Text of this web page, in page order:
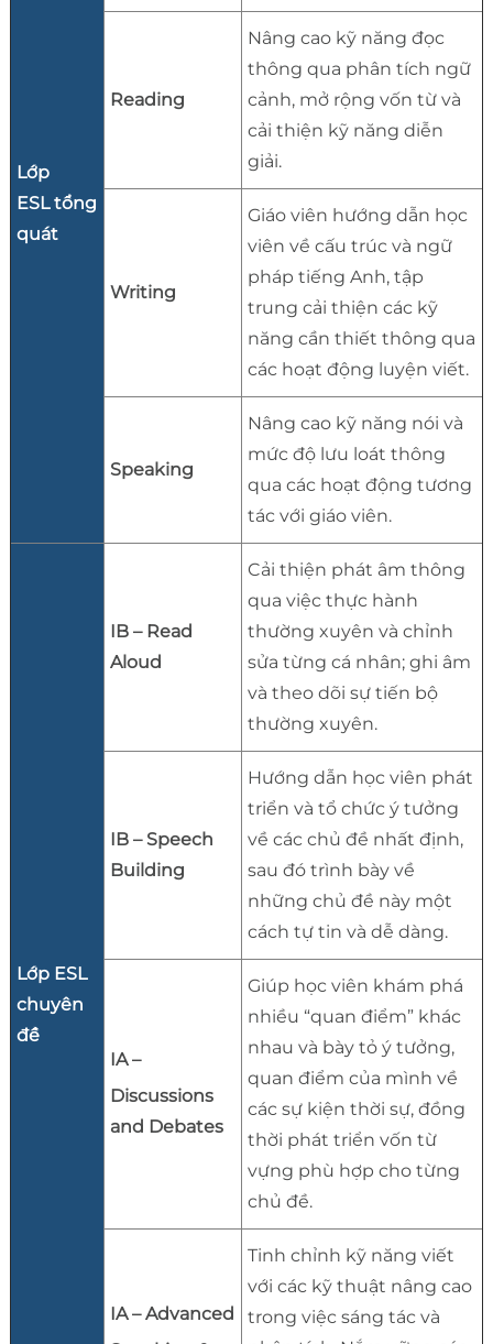
Lớp
ESL tổng
quát
Reading
Nâng cao kỹ năng đọc
thông qua phân tích ngữ
cảnh, mở rộng vốn từ và
cải thiện kỹ năng diễn
giải.
Writing
Giáo viên hướng dẫn học
viên về cấu trúc và ngữ
pháp tiếng Anh, tập
trung cải thiện các kỹ
năng cần thiết thông qua
các hoạt động luyện viết.
Speaking
Nâng cao kỹ năng nói và
mức độ lưu loát thông
qua các hoạt động tương
tác với giáo viên.
Lớp ESL
chuyên
đề
IB – Read
Aloud
Cải thiện phát âm thông
qua việc thực hành
thường xuyên và chỉnh
sửa từng cá nhân; ghi âm
và theo dõi sự tiến bộ
thường xuyên.
IB – Speech
Building
Hướng dẫn học viên phát
triển và tổ chức ý tưởng
về các chủ đề nhất định,
sau đó trình bày về
những chủ đề này một
cách tự tin và dễ dàng.
IA –
Discussions
and Debates
Giúp học viên khám phá
nhiều “quan điểm” khác
nhau và bày tỏ ý tưởng,
quan điểm của mình về
các sự kiện thời sự, đồng
thời phát triển vốn từ
vựng phù hợp cho từng
chủ đề.
IA – Advanced
Tinh chỉnh kỹ năng viết
với các kỹ thuật nâng cao
trong việc sáng tác và